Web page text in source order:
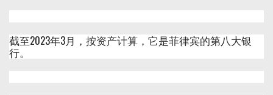
截至2023年3月，按资产计算，它是菲律宾的第八大银
行。